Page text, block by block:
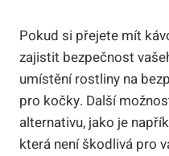
Pokud si přejete mít
zajistit bezpečnost
umístění rostliny na
pro kočky. Další
alternativu, jako je
která není škodlivá pro